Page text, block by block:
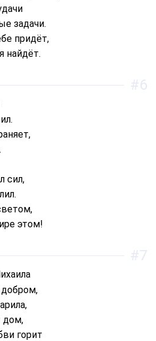
задачи.
придёт,
найдёт.
сил,
этом!
#6
дом,
горит
#7